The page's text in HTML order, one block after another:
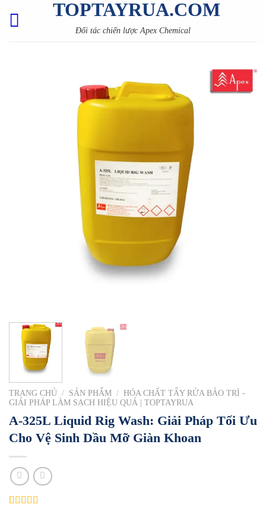
TOPTAYRUA.COM
Đối tác chiến lược Apex Chemical
TRANG CHỦ / SẢN PHẨM / HÓA CHẤT TẨY RỬA BẢO TRÌ -
GIẢI PHÁP LÀM SẠCH HIỆU QUẢ | TOPTAYRUA
A-325L Liquid Rig Wash: Giải Pháp Tối Ưu
Cho Vệ Sinh Dầu Mỡ Giàn Khoan